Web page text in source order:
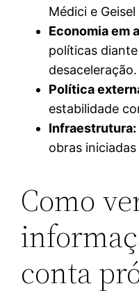
Médici e
Economia em
políticas
desaceleração.
Política
estabilidade
Infraestrutura:
obras
Como
conta